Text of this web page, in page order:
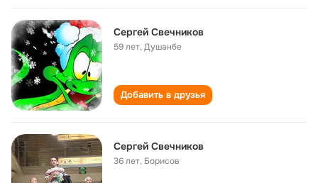
Сергей Свечников
59 лет,Душанбе
Добавить в друзья
Сергей Свечников
36 лет, Борисов